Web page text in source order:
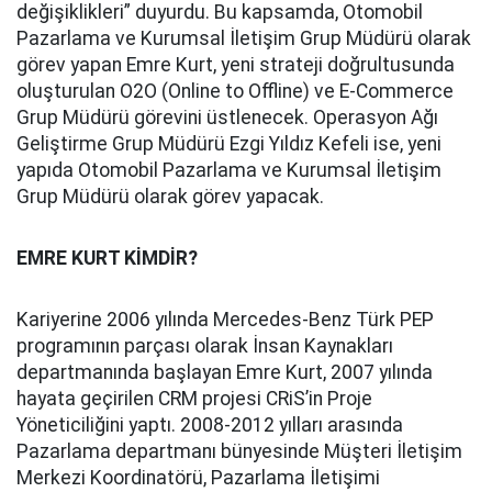
değişiklikleri” duyurdu. Bu kapsamda, Otomobil
Pazarlama ve Kurumsal İletişim Grup Müdürü olarak
görev yapan Emre Kurt, yeni strateji doğrultusunda
oluşturulan O2O (Online to Offline) ve E-Commerce
Grup Müdürü görevini üstlenecek. Operasyon Ağı
Geliştirme Grup Müdürü Ezgi Yıldız Kefeli ise, yeni
yapıda Otomobil Pazarlama ve Kurumsal İletişim
Grup Müdürü olarak görev yapacak.
EMRE KURT KİMDİR?
Kariyerine 2006 yılında Mercedes-Benz Türk PEP
programının parçası olarak İnsan Kaynakları
departmanında başlayan Emre Kurt, 2007 yılında
hayata geçirilen CRM projesi CRiS’in Proje
Yöneticiliğini yaptı. 2008-2012 yılları arasında
Pazarlama departmanı bünyesinde Müşteri İletişim
Merkezi Koordinatörü, Pazarlama İletişimi